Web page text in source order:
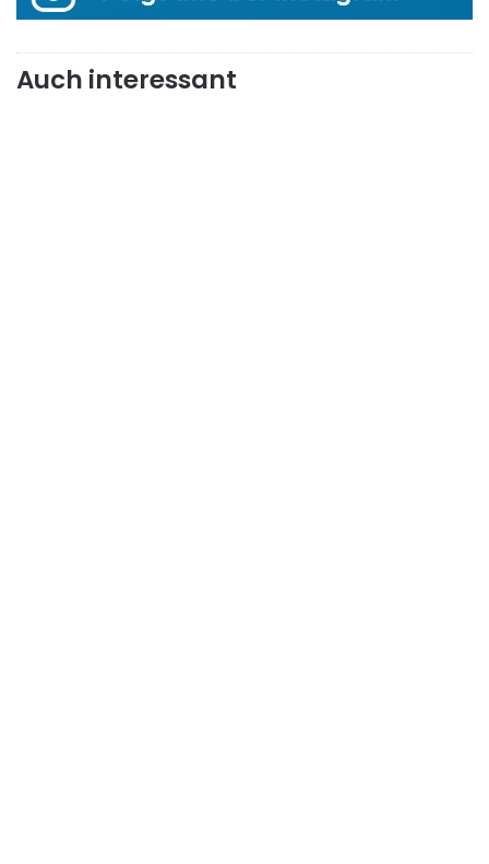
Auch interessant